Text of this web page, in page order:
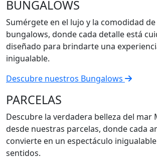
BUNGALOWS
Sumérgete en el lujo y la comodidad
bungalows, donde cada detalle está
diseñado para brindarte una
inigualable.
Descubre nuestros Bungalows
PARCELAS
Descubre la verdadera belleza del mar
desde nuestras parcelas, donde cada
convierte en un espectáculo
sentidos.